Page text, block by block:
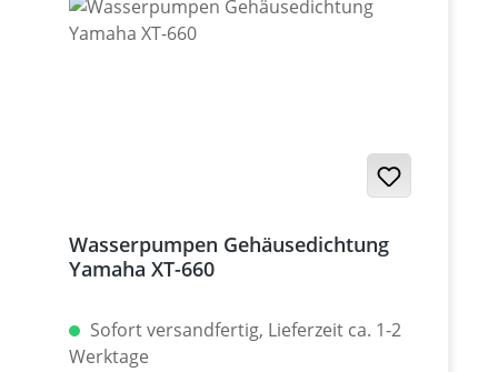
Wasserpumpen Gehäusedichtung
Yamaha XT-660
Sofort versandfertig, Lieferzeit ca. 1-2
Werktage